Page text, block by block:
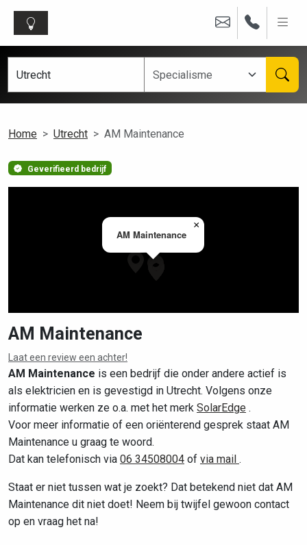
Home Utrecht AM Maintenance
Geverifieerd bedrijf
AM Maintenance
×
Leaflet ©OpenStreetMapcontributors
AM Maintenance
Laat een review een achter!
AM Maintenance is een bedrijf die onder andere actief is
als elektricien en is gevestigd in Utrecht. Volgens onze
informatie werken ze o.a. met het merk SolarEdge .
Voor meer informatie of een oriënterend gesprek staat AM
Maintenance u graag te woord.
Dat kan telefonisch via 06 34508004 of via mail .
Staat er niet tussen wat je zoekt? Dat betekend niet dat AM
Maintenance dit niet doet! Neem bij twijfel gewoon contact
op en vraag het na!